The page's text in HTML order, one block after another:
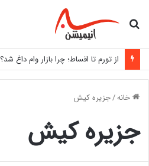
جستجو
از تورم تا اقساط؛ چرا بازار وام داغ شد؟
خانه/جزیره کیش
جزیره کیش